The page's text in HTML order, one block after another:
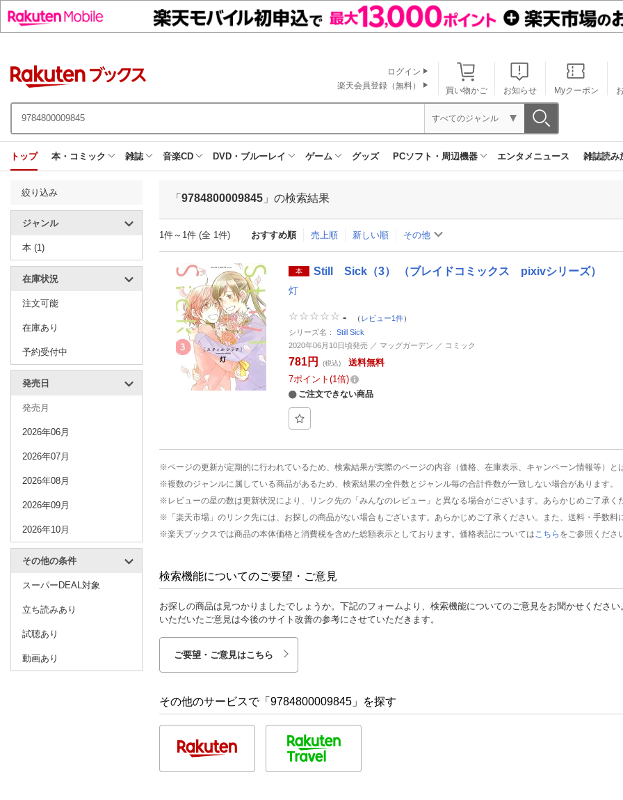
買い物かご お知らせ Myクーポン
ログイン
楽天会員登録（無料）
すべてのジャンル
トップ 本・コミック 雑誌 音楽CD DVD・ブルーレイ ゲーム グッズ PCソフト・周辺機器 エンタメニュース 雑誌読み
絞り込み
ジャンル
本 (1)
在庫状況
注文可能
在庫あり
予約受付中
発売日
発売月
2026年06月
2026年07月
2026年08月
2026年09月
2026年10月
その他の条件
スーパーDEAL対象
立ち読みあり
試聴あり
動画あり
「 9784800009845 」の検索結果
1件～1件 (全 1件) おすすめ順 売上順 新しい順 その他
本 Still Sick（3） （ブレイドコミックス pixivシリーズ）
灯
- （ レビュー1件）
シリーズ名： Still Sick
2020年06月10日頃発売 ／ マッグガーデン ／ コミック
781円 (税込)
送料無料
7ポイント 1倍
ご注文できない商品
※ページの更新が定期的に行われているため、検索結果が実際のページの内容（価格、在庫表示、キャンペーン情報等）と
※複数のジャンルに属している商品があるため、検索結果の全件数とジャンル毎の合計件数が一致しない場合があります。
※レビューの星の数は更新状況により、リンク先の「みんなのレビュー」と異なる場合がございます。あらかじめご了承く
※「楽天市場」のリンク先には、お探しの商品がない場合もございます。あらかじめご了承ください。また、送料・手数料
※楽天ブックスでは商品の本体価格と消費税を含めた総額表示としております。価格表記については こちら をご参照くださ
検索機能についてのご要望・ご意見
お探しの商品は見つかりましたでしょうか。下記のフォームより、検索機能についてのご意見をお聞かせください
いただいたご意見は今後のサイト改善の参考にさせていただきます。
ご要望・ご意見はこちら
その他のサービスで「9784800009845」を探す